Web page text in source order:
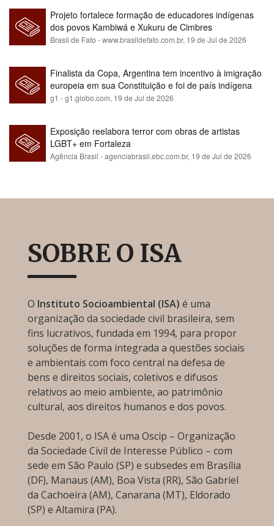
Projeto fortalece formação de educadores indígenas
dos povos Kambiwá e Xukuru de Cimbres
Brasil de Fato - www.brasildefato.com.br, 19 de Jul de 2026
Finalista da Copa, Argentina tem incentivo à imigração
europeia em sua Constituição e foi de país indígena
para maioria branca
g1 - g1.globo.com, 19 de Jul de 2026
Exposição reelabora terror com obras de artistas
LGBT+ em Fortaleza
Agência Brasil - agenciabrasil.ebc.com.br, 19 de Jul de 2026
SOBRE O ISA
O Instituto Socioambiental (ISA) é uma
organização da sociedade civil brasileira, sem
fins lucrativos, fundada em 1994, para propor
soluções de forma integrada a questões sociais
e ambientais com foco central na defesa de
bens e direitos sociais, coletivos e difusos
relativos ao meio ambiente, ao patrimônio
cultural, aos direitos humanos e dos povos.
Desde 2001, o ISA é uma Oscip – Organização
da Sociedade Civil de Interesse Público – com
sede em São Paulo (SP) e subsedes em Brasília
(DF), Manaus (AM), Boa Vista (RR), São Gabriel
da Cachoeira (AM), Canarana (MT), Eldorado
(SP) e Altamira (PA).